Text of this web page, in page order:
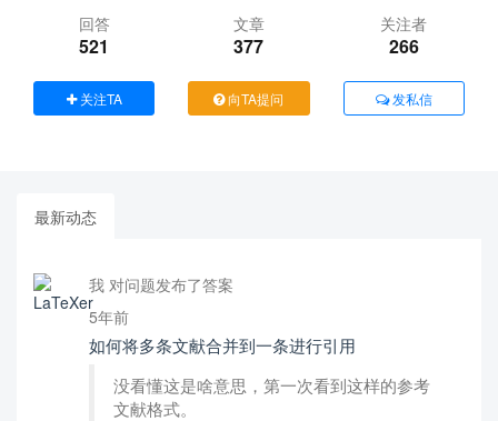
回答
521
文章
377
关注者
266
关注TA 向TA提问 发私信
最新动态
我 对问题发布了答案
5年前
如何将多条文献合并到一条进行引用
没看懂这是啥意思，第一次看到这样的参考
文献格式。